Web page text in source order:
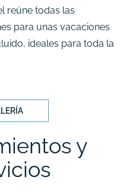
reúne todas las
para unas vacaciones
ideales para toda la
y